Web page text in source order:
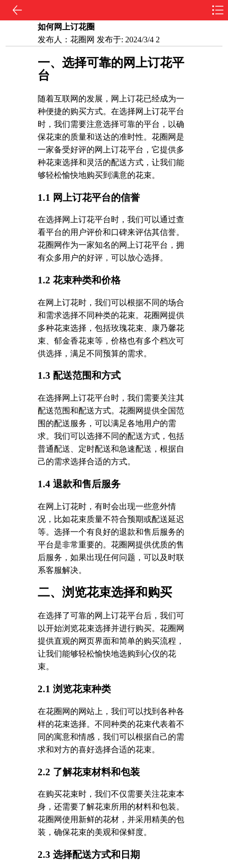
如何网上订花圈
发布人： 花圈网 发布于: 2024/3/4 2
一、选择可靠的网上订花平
台
随着互联网的发展，网上订花已经成为一
种便捷的购买方式。在选择网上订花平台
时，我们需要注意选择可靠的平台，以确
保花束的质量和送达的准时性。花圈网是
一家备受好评的网上订花平台，它提供多
种花束选择和灵活的配送方式，让我们能
够轻松愉快地购买到满意的花束。
1.1 网上订花平台的信誉
在选择网上订花平台时，我们可以通过查
看平台的用户评价和口碑来评估其信誉。
花圈网作为一家知名的网上订花平台，拥
有众多用户的好评，可以放心选择。
1.2 花束种类和价格
在网上订花时，我们可以根据不同的场合
和需求选择不同种类的花束。花圈网提供
多种花束选择，包括玫瑰花束、康乃馨花
束、郁金香花束等，价格也有多个档次可
供选择，满足不同预算的需求。
1.3 配送范围和方式
在选择网上订花平台时，我们需要关注其
配送范围和配送方式。花圈网提供全国范
围的配送服务，可以满足各地用户的需
求。我们可以选择不同的配送方式，包括
普通配送、定时配送和急速配送，根据自
己的需求选择合适的方式。
1.4 退款和售后服务
在网上订花时，有时会出现一些意外情
况，比如花束质量不符合预期或配送延迟
等。选择一个有良好的退款和售后服务的
平台是非常重要的。花圈网提供优质的售
后服务，如果出现任何问题，可以及时联
系客服解决。
二、浏览花束选择和购买
在选择了可靠的网上订花平台后，我们可
以开始浏览花束选择并进行购买。花圈网
提供直观的网页界面和简单的购买流程，
让我们能够轻松愉快地选购到心仪的花
束。
2.1 浏览花束种类
在花圈网的网站上，我们可以找到各种各
样的花束选择。不同种类的花束代表着不
同的寓意和情感，我们可以根据自己的需
求和对方的喜好选择合适的花束。
2.2 了解花束材料和包装
在购买花束时，我们不仅需要关注花束本
身，还需要了解花束所用的材料和包装。
花圈网使用新鲜的花材，并采用精美的包
装，确保花束的美观和保鲜度。
2.3 选择配送方式和日期